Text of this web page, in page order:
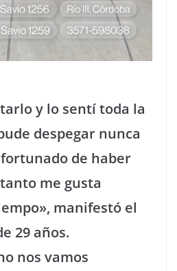
y lo sentí toda la
despegar nunca
de haber
me gusta
manifestó el
29 años.
nos vamos